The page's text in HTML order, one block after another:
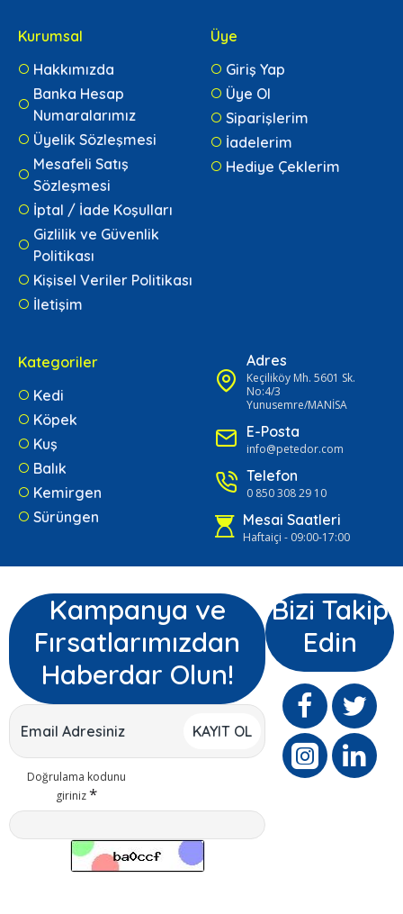
Kurumsal
Hakkımızda
Banka Hesap
Numaralarımız
Üyelik Sözleşmesi
Mesafeli Satış
Sözleşmesi
İptal / İade Koşulları
Gizlilik ve Güvenlik
Politikası
Kişisel Veriler Politikası
İletişim
Üye
Giriş Yap
Üye Ol
Siparişlerim
İadelerim
Hediye Çeklerim
Kategoriler
Kedi
Köpek
Kuş
Balık
Kemirgen
Sürüngen
Adres
Keçiliköy Mh. 5601 Sk.
No:4/3
Yunusemre/MANİSA
E-Posta
info@petedor.com
Telefon
0 850 308 29 10
Mesai Saatleri
Haftaiçi - 09:00-17:00
Kampanya ve
Fırsatlarımızdan
Haberdar Olun!
KAYIT OL
Doğrulama kodunu
giriniz
Bizi Takip
Edin